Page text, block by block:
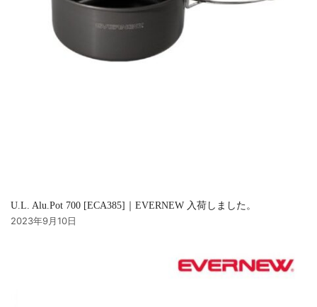
U.L. Alu.Pot 700 [ECA385]｜EVERNEW 入荷しました。
2023年9月10日